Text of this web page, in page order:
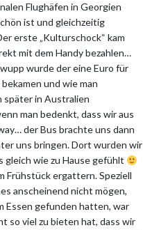
Flughäfen in Georgien
ist und gleichzeitig
erste „Kulturschock“ kam
mit dem Handy bezahlen…
wurde der eine Euro für
und wie man
später in Australien
man bedenkt, dass wir aus
der Bus brachte uns dann
uns bringen. Dort wurden wir
gleich wie zu Hause gefühlt
Frühstück ergattern. Speziell
anscheinend nicht mögen,
Essen gefunden hatten, war
so viel zu bieten hat, dass wir